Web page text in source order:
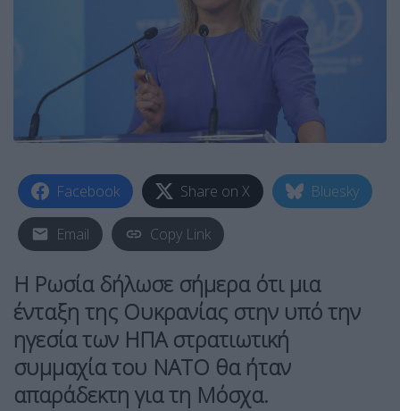
Facebook Share on X Bluesky
Email Copy Link
Η Ρωσία δήλωσε σήμερα ότι μια
ένταξη της Ουκρανίας στην υπό την
ηγεσία των ΗΠΑ στρατιωτική
συμμαχία του ΝΑΤΟ θα ήταν
απαράδεκτη για τη Μόσχα.